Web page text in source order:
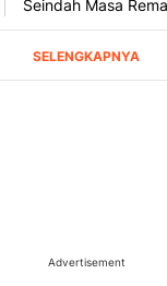
Advertisement